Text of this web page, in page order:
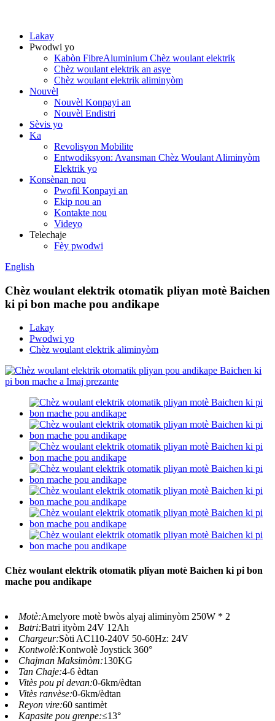
Lakay
Pwodwi yo
Kabòn FibreAluminium Chèz woulant elektrik
Chèz woulant elektrik an asye
Chèz woulant elektrik aliminyòm
Nouvèl
Nouvèl Konpayi an
Nouvèl Endistri
Sèvis yo
Ka
Revolisyon Mobilite
Entwodiksyon: Avansman Chèz Woulant Aliminyòm
Elektrik yo
Konsènan nou
Pwofil Konpayi an
Ekip nou an
Kontakte nou
Videyo
Telechaje
Fèy pwodwi
English
Chèz woulant elektrik otomatik pliyan motè Baichen
ki pi bon mache pou andikape
Lakay
Pwodwi yo
Chèz woulant elektrik aliminyòm
Chèz woulant elektrik otomatik pliyan motè Baichen ki pi bon
mache pou andikape
Motè:Amelyore motè bwòs alyaj aliminyòm 250W * 2
Batri:Batri ityòm 24V 12Ah
Chargeur:Sòti AC110-240V 50-60Hz: 24V
Kontwolè:Kontwolè Joystick 360°
Chajman Maksimòm:130KG
Tan Chaje:4-6 èdtan
Vitès pou pi devan:0-6km/èdtan
Vitès ranvèse:0-6km/èdtan
Reyon vire:60 santimèt
Kapasite pou grenpe:≤13°